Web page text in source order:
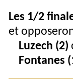
Les 1/2
et
Luzech (2)
Fontanes